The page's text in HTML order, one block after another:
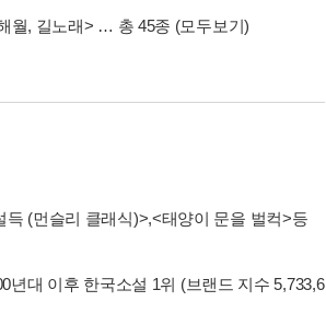
월, 길노래> … 총 45종 (모두보기)
득 (먼슬리 클래식)>,<태양이 문을 벌컥>등
년대 이후 한국소설 1위 (브랜드 지수 5,733,6